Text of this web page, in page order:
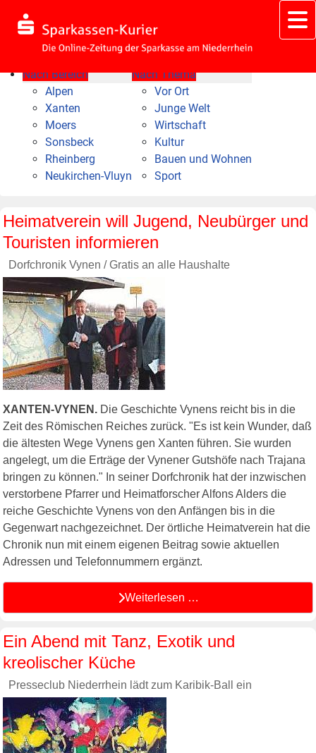
Nach Bereich
Alpen
Xanten
Moers
Sonsbeck
Rheinberg
Neukirchen-Vluyn
Nach Thema
Vor Ort
Junge Welt
Wirtschaft
Kultur
Bauen und Wohnen
Sport
Heimatverein will Jugend, Neubürger und
Touristen informieren
Dorfchronik Vynen / Gratis an alle Haushalte
XANTEN-VYNEN. Die Geschichte Vynens reicht bis in die
Zeit des Römischen Reiches zurück. "Es ist kein Wunder, daß
die ältesten Wege Vynens gen Xanten führen. Sie wurden
angelegt, um die Erträge der Vynener Gutshöfe nach Trajana
bringen zu können." In seiner Dorfchronik hat der inzwischen
verstorbene Pfarrer und Heimatforscher Alfons Alders die
reiche Geschichte Vynens von den Anfängen bis in die
Gegenwart nachgezeichnet. Der örtliche Heimatverein hat die
Chronik nun mit einem eigenen Beitrag sowie aktuellen
Adressen und Telefonnummern ergänzt.
Weiterlesen …
Ein Abend mit Tanz, Exotik und
kreolischer Küche
Presseclub Niederrhein lädt zum Karibik-Ball ein